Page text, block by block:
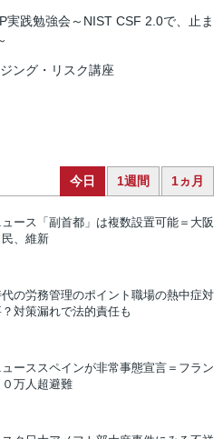
実践勉強会～NIST CSF 2.0で、止ま
ング・リスク講座
今日 1週間 1ヵ月
ース 「副首都」は複数設置可能＝大阪
、維新
の労務管理のポイント 職場の熱中症対
対策漏れで法的責任も
ーススペインが非常事態宣言＝フラン
万人超避難